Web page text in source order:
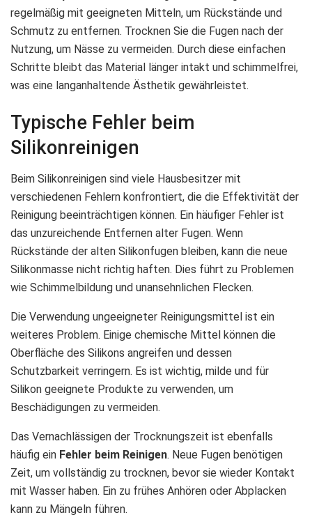
regelmäßig mit geeigneten Mitteln, um Rückstände und
Schmutz zu entfernen. Trocknen Sie die Fugen nach der
Nutzung, um Nässe zu vermeiden. Durch diese einfachen
Schritte bleibt das Material länger intakt und schimmelfrei,
was eine langanhaltende Ästhetik gewährleistet.
Typische Fehler beim
Silikonreinigen
Beim Silikonreinigen sind viele Hausbesitzer mit
verschiedenen Fehlern konfrontiert, die die Effektivität der
Reinigung beeinträchtigen können. Ein häufiger Fehler ist
das unzureichende Entfernen alter Fugen. Wenn
Rückstände der alten Silikonfugen bleiben, kann die neue
Silikonmasse nicht richtig haften. Dies führt zu Problemen
wie Schimmelbildung und unansehnlichen Flecken.
Die Verwendung ungeeigneter Reinigungsmittel ist ein
weiteres Problem. Einige chemische Mittel können die
Oberfläche des Silikons angreifen und dessen
Schutzbarkeit verringern. Es ist wichtig, milde und für
Silikon geeignete Produkte zu verwenden, um
Beschädigungen zu vermeiden.
Das Vernachlässigen der Trocknungszeit ist ebenfalls
häufig ein Fehler beim Reinigen. Neue Fugen benötigen
Zeit, um vollständig zu trocknen, bevor sie wieder Kontakt
mit Wasser haben. Ein zu frühes Anhören oder Abplacken
kann zu Mängeln führen.